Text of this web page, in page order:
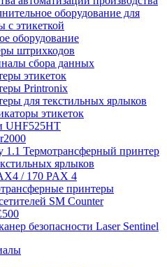
оборудование для
с этикеткой
оборудование
штрихкодов
сбора данных
этикеток
Printronix
для текстильных ярлыков
этикеток
UHF525HT
1.1 Термотрансферный принтер
ярлыков
/ 170 PAX 4
принтеры
SM Counter
безопасности Laser Sentinel